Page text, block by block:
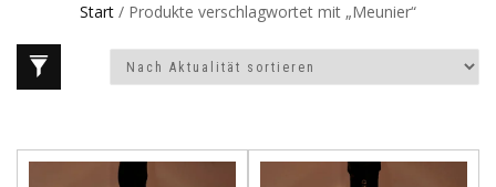
Start / Produkte verschlagwortet mit „Meunier“